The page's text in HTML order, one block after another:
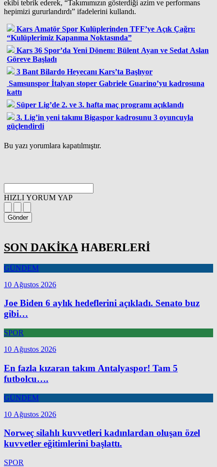
ekibi tebrik ederek, “Takımımızın gösterdiği azim ve performans
hepimizi gururlandırdı” ifadelerini kullandı.
Kars Amatör Spor Kulüplerinden TFF’ye Açık Çağrı:
“Kulüplerimiz Kapanma Noktasında”
Kars 36 Spor’da Yeni Dönem: Bülent Ayan ve Sedat Aslan
Göreve Başladı
3 Bant Bilardo Heyecanı Kars’ta Başlıyor
Samsunspor İtalyan stoper Gabriele Guarino’yu kadrosuna
kattı
Süper Lig’de 2. ve 3. hafta maç programı açıklandı
3. Lig’in yeni takımı Bigaspor kadrosunu 3 oyuncuyla
güçlendirdi
Bu yazı yorumlara kapatılmıştır.
HIZLI YORUM YAP
Gönder
SON DAKİKA HABERLERİ
GÜNDEM
10 Ağustos 2026
Joe Biden 6 aylık hedeflerini açıkladı. Senato buz
gibi…
SPOR
10 Ağustos 2026
En fazla kızaran takım Antalyaspor! Tam 5
futbolcu….
GÜNDEM
10 Ağustos 2026
Norweç silahlı kuvvetleri kadınlardan oluşan özel
kuvvetler eğitimlerini başlattı.
SPOR